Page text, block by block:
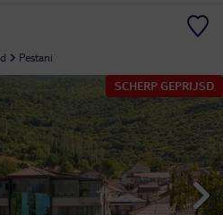
Pestani
SCHERP GEPRIJSD